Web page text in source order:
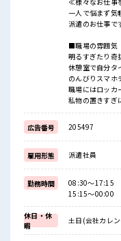
一人で悩まず気
派遣のお仕事で
■職場の雰囲気
明るすぎたり奇
休憩室で自分タ
のんびりスマホ
職場にはロッカ
私物の置きす
広告番号 205497
雇用形態 派遣社員
勤務時間
08:30～17:15
15:15～00:00
休日・休
暇
土日(会社カレ